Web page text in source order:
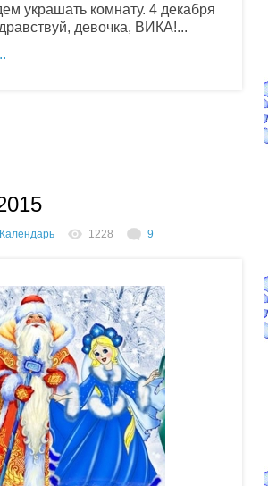
украшать комнату. 4 декабря
девочка, ВИКА!...
Календарь 1228 9